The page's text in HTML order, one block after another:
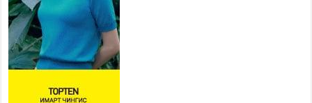
авч уулзав
2026 оны 7 сар 21 / 16 цаг 39 минут
БҮГД НАЙРАМДАХ ТАЖИКИСТАН УЛСТАЙ
ЭДИЙН ЗАСГИЙН ХАМТЫН АЖИЛЛАГААГ
ӨРГӨЖҮҮЛНЭ
2026 оны 7 сар 21 / 16 цаг 34 минут